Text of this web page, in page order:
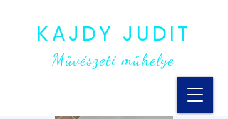
KAJDY JUDIT
Művészeti műhelye